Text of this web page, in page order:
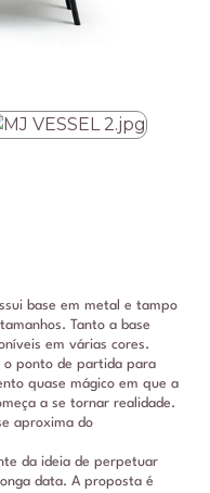
base em metal e tampo
Tanto a base
em várias cores.
o ponto de partida para
quase mágico em que a
a se tornar realidade.
aproxima do
da ideia de perpetuar
data. A proposta é